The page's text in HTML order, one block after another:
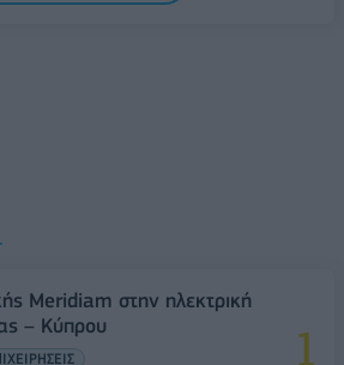
Meridiam στην ηλεκτρική
– Κύπρου